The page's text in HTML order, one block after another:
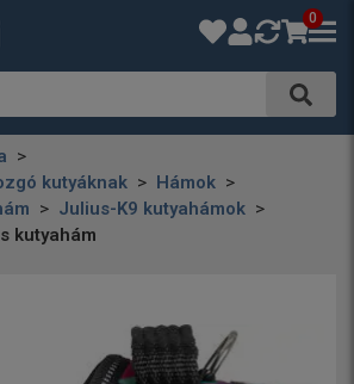
0
kutyáknak
Hámok
Julius-K9 kutyahámok
kutyahám